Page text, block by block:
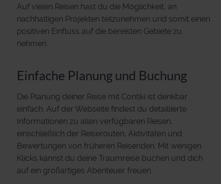
Auf vielen Reisen hast du die Möglichkeit, an
nachhaltigen Projekten teilzunehmen und somit einen
positiven Einfluss auf die bereisten Gebiete zu
nehmen.
Einfache Planung und Buchung
Die Planung deiner Reise mit Contiki ist denkbar
einfach. Auf der Webseite findest du detaillierte
Informationen zu allen verfügbaren Reisen,
einschließlich der Reiserouten, Aktivitäten und
Bewertungen von früheren Reisenden. Mit wenigen
Klicks kannst du deine Traumreise buchen und dich
auf ein großartiges Abenteuer freuen.